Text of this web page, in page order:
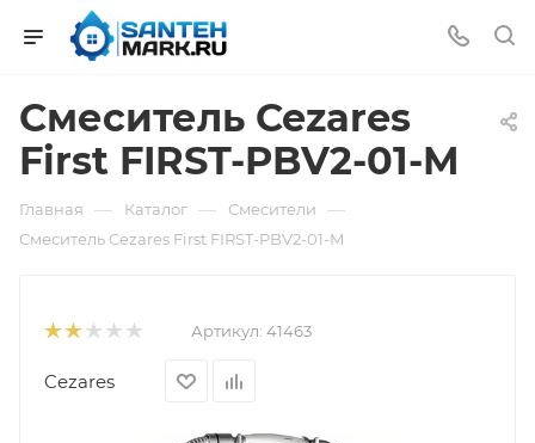
Смеситель Cezares
First FIRST-PBV2-01-M
Главная — Каталог — Смесители —
Смеситель Cezares First FIRST-PBV2-01-M
Артикул: 41463
Cezares